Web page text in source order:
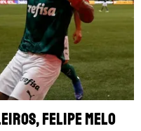
Felipe Melo